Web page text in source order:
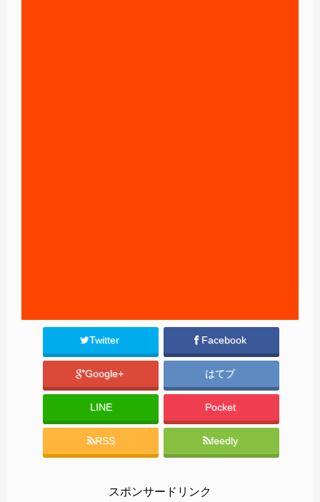
Twitter Facebook
Google+ はてブ
LINE Pocket
RSS feedly
スポンサードリンク